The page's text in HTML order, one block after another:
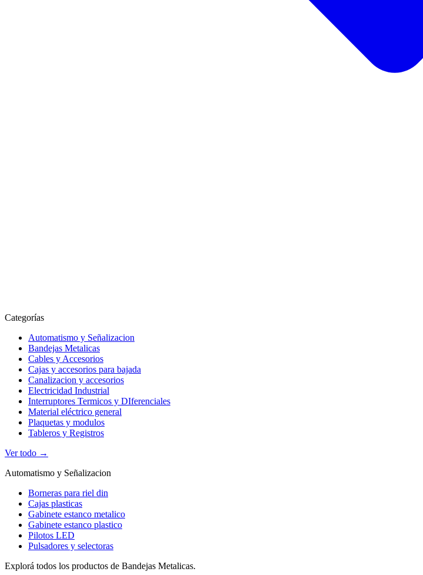
Categorías
Automatismo y Señalizacion
Bandejas Metalicas
Cables y Accesorios
Cajas y accesorios para bajada
Canalizacion y accesorios
Electricidad Industrial
Interruptores Termicos y DIferenciales
Material eléctrico general
Plaquetas y modulos
Tableros y Registros
Ver todo →
Automatismo y Señalizacion
Borneras para riel din
Cajas plasticas
Gabinete estanco metalico
Gabinete estanco plastico
Pilotos LED
Pulsadores y selectoras
Explorá todos los productos de Bandejas Metalicas.